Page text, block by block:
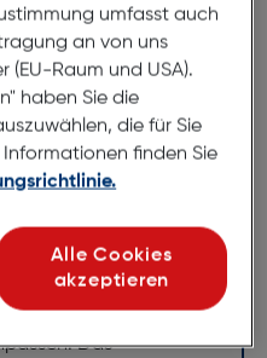
Blue Ribbon
Loop mit
mit dezentem Glanz
eine gewebte
Logo kannst du es
Das
umfasst auch
an von uns
Raum und USA).
haben Sie die
die für Sie
finden Sie
Alle Cookies
akzeptieren